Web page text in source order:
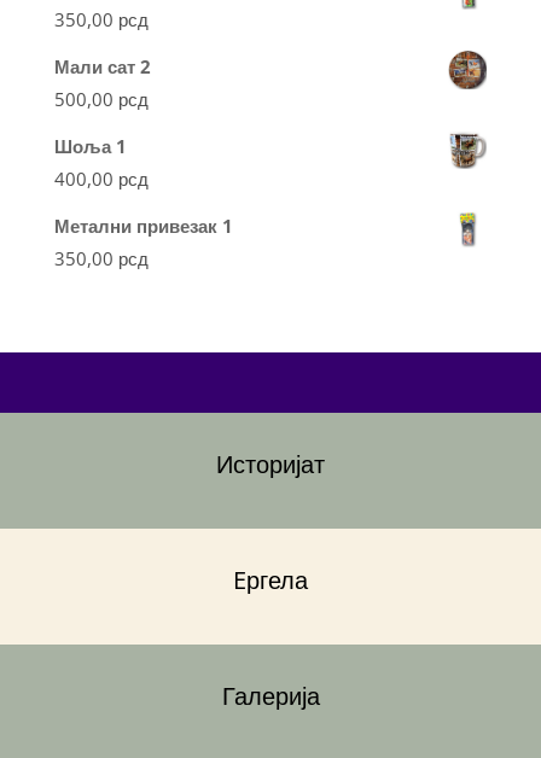
350,00 рсд
Мали сат 2
500,00 рсд
Шоља 1
400,00 рсд
Метални привезак 1
350,00 рсд
Историјат
Eргела
Галерија